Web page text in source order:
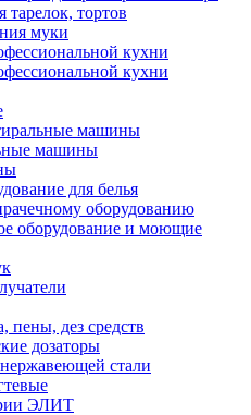
тарелок, тортов
муки
кухни
кухни
машины
машины
для белья
оборудованию
оборудование и моющие
пены, дез средств
дозаторы
стали
ЭЛИТ